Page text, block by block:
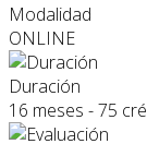
Modalidad
ONLINE
Duración
16 meses - 75